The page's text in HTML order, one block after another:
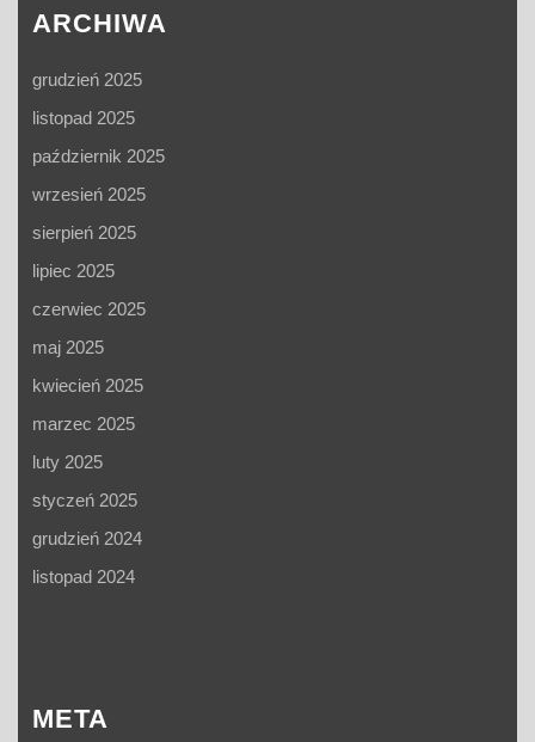
ARCHIWA
grudzień 2025
listopad 2025
październik 2025
wrzesień 2025
sierpień 2025
lipiec 2025
czerwiec 2025
maj 2025
kwiecień 2025
marzec 2025
luty 2025
styczeń 2025
grudzień 2024
listopad 2024
META